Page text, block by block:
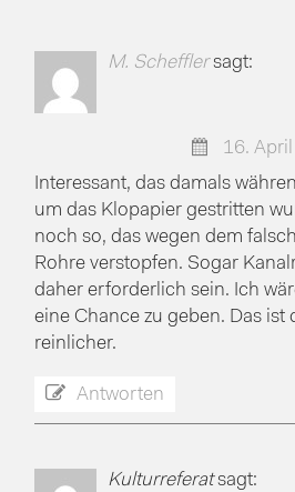
M. Scheffler sagt:
16.
Interessant, das damals
um das Klopapier gestritten
noch so, das wegen dem
Rohre verstopfen. Sogar
daher erforderlich sein. Ich
eine Chance zu geben. Das ist
reinlicher.
Antworten
Kulturreferat sagt: